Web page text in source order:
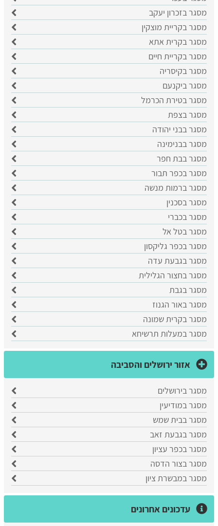
מסגר בזכרון יעקב
מסגר בקריית מוצקין
מסגר בקרית אתא
מסגר בקריית חיים
מסגר בקיסריה
מסגר ביקנעם
מסגר בטירת הכרמל
מסגר בצפת
מסגר בבני יהודה
מסגר בבנימינה
מסגר בבת חפר
מסגר בכפר תבור
מסגר ברמות מנשה
מסגר בסכנין
מסגר בכברי
מסגר בטל אל
מסגר בכפר גליקסון
מסגר בגבעת עדה
מסגר בחצור הגלילית
מסגר בגבת
מסגר באור הגנוז
מסגר בקרית שמונה
מסגר במעלות תרשיחא
אזור ירושלים והסביבה
מסגר בירושלים
מסגר במודיעין
מסגר בבית שמש
מסגר בגבעת זאב
מסגר בכפר עציון
מסגר בצור הדסה
מסגר במבשרת ציון
עדכונים אחרונים